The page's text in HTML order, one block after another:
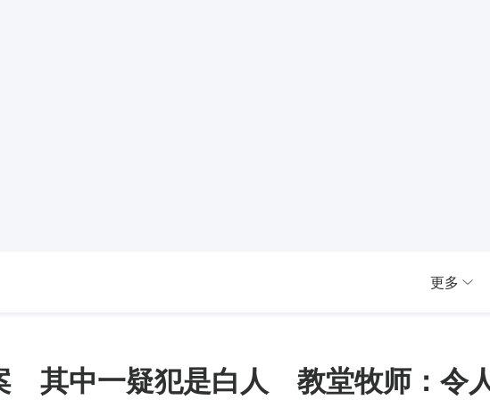
更多
其中一疑犯是白人 教堂牧师：令